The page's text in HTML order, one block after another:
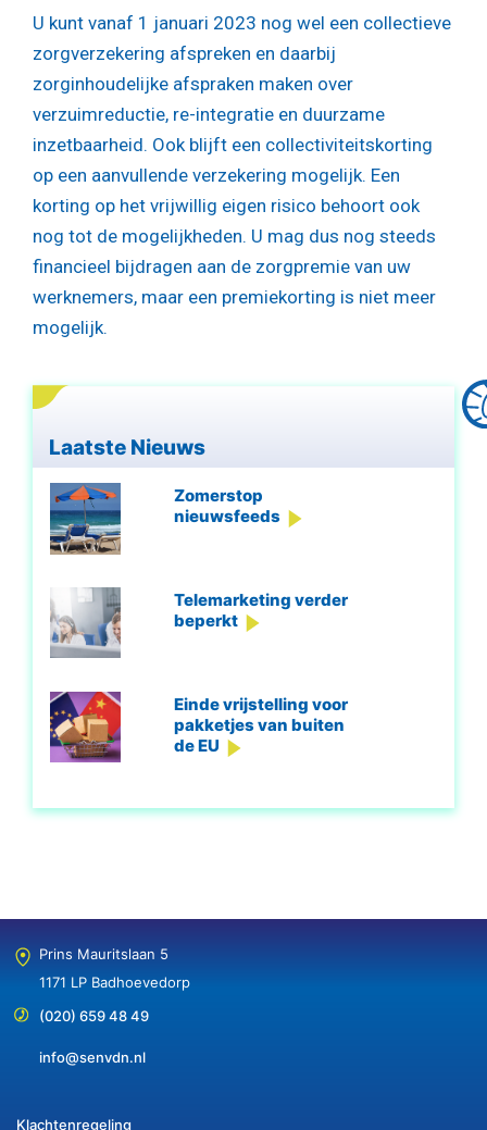
U kunt vanaf 1 januari 2023 nog wel een collectieve
zorgverzekering afspreken en daarbij
zorginhoudelijke afspraken maken over
verzuimreductie, re-integratie en duurzame
inzetbaarheid. Ook blijft een collectiviteitskorting
op een aanvullende verzekering mogelijk. Een
korting op het vrijwillig eigen risico behoort ook
nog tot de mogelijkheden. U mag dus nog steeds
financieel bijdragen aan de zorgpremie van uw
werknemers, maar een premiekorting is niet meer
mogelijk.
Laatste Nieuws
Zomerstop
nieuwsfeeds
Telemarketing verder
beperkt
Einde vrijstelling voor
pakketjes van buiten
de EU
Prins Mauritslaan 5
1171 LP Badhoevedorp
(020) 659 48 49
info@senvdn.nl
Klachtenregeling